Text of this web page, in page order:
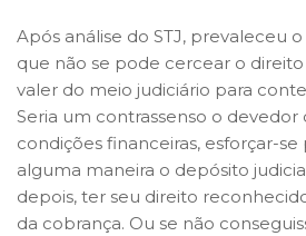
Após análise do STJ, prevaleceu
que não se pode cercear o
valer do meio judiciário para
Seria um contrassenso o
condições financeiras, esforçar-
alguma maneira o depósito
depois, ter seu direito
da cobrança. Ou se não